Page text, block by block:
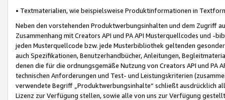
• Textmaterialien, wie beispielsweise Produktinformationen in
Neben den vorstehenden Produktwerbungsinhalten und dem Zugriff
Zusammenhang mit Creators API und PA API Musterquellcodes und
jeden Musterquellcode bzw. jede Musterbibliothek geltenden
auch Spezifikationen, Benutzerhandbücher, Anleitungen,
denen die für die ordnungsgemäße Nutzung von Creators API und PA
technischen Anforderungen und Test- und Leistungskriterien
verwendete Begriff „Produktwerbungsinhalte“ schließt ausdrücklich
Lizenz zur Verfügung stellen, sowie alle von uns zur Verfügung